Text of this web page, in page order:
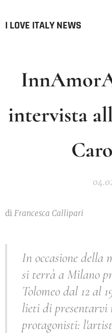
I LOVE ITALY NEWS
intervista
di Francesca Callipari
In occasione
si terrà a Milano
Tolomeo dal 12 al
lieti di
protagonisti: